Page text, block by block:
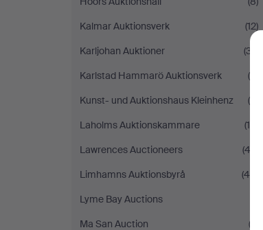
Kalmar Auktionsverk
(12)
Karljohan Auktioner
(37)
Karlstad Hammarö Auktionsverk
(5)
Kunst- und Auktionshaus Kleinhenz
(8)
Laholms Auktionskammare
(16)
Lawrences Auctioneers
(43)
Limhamns Auktionsbyrå
(46)
Lyme Bay Auctions
Ma San Auction
(3)